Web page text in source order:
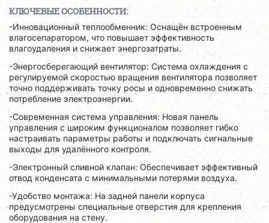
КЛЮЧЕВЫЕ ОСОБЕННОСТИ:
-Инновационный теплообменник: Оснащён встроенным
влагосепаратором, что повышает эффективность
влагоудаления и снижает энергозатраты.
-Энергосберегающий вентилятор: Система охлаждения с
регулируемой скоростью вращения вентилятора позволяет
точно поддерживать точку росы и одновременно снижать
потребление электроэнергии.
-Современная система управления: Новая панель
управления с широким функционалом позволяет гибко
настраивать параметры работы и подключать сигнальные
выходы для удалённого контроля.
-Электронный сливной клапан: Обеспечивает эффективный
отвод конденсата с минимальными потерями воздуха.
-Удобство монтажа: На задней панели корпуса
предусмотрены специальные отверстия для крепления
оборудования на стену.